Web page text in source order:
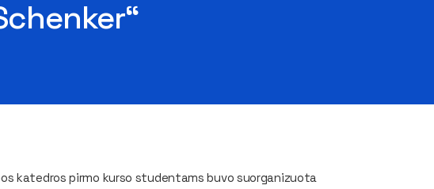
katedros pirmo kurso studentams buvo suorganizuota